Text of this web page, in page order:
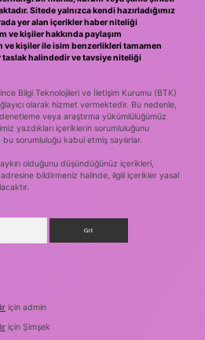
Sitede yalnızca kendi hazırladığımız
yer alan içerikler haber niteliği
ve kişiler hakkında paylaşım
ve kişiler ile isim benzerlikleri tamamen
halindedir ve tavsiye niteliği
Bilgi Teknolojileri ve İletişim Kurumu (BTK)
olarak hizmet vermektedir. Bu nedenle,
veya araştırma yükümlülüğümüz
yazdıkları içeriklerin sorumluluğunu
sorumluluğu kabul etmiş sayılırlar.
olduğunu düşündüğünüz içerikleri,
adresine bildirmeniz halinde, ilgili içerikler yasal
için admin
için Şimşek